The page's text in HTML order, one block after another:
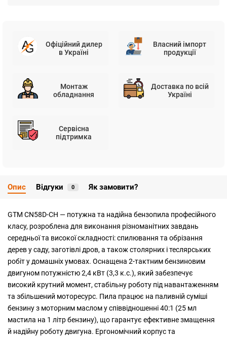
Офіційний дилер
в Україні
Власний імпорт
продукції
Монтаж
обладнання
Доставка по всій
Україні
Сервісна
підтримка
Опис Відгуки 0 Як замовити?
GTM CN58D-CH — потужна та надійна бензопила професійного
класу, розроблена для виконання різноманітних завдань
середньої та високої складності: спилювання та обрізання
дерев у саду, заготівлі дров, а також столярних і теслярських
робіт у домашніх умовах. Оснащена 2-тактним бензиновим
двигуном потужністю 2,4 кВт (3,3 к.с.), який забезпечує
високий крутний момент, стабільну роботу під навантаженням
та збільшений моторесурс. Пила працює на паливній суміші
бензину з моторним маслом у співвідношенні 40:1 (25 мл
мастила на 1 літр бензину), що гарантує ефективне змащення
й надійну роботу двигуна. Ергономічний корпус та